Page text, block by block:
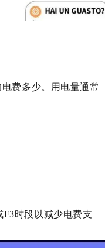
费多少。用电量通常
时段以减少电费支